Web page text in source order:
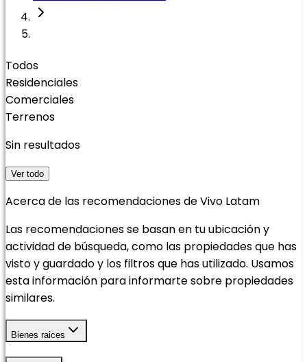
Todos
Residenciales
Comerciales
Terrenos
Sin resultados
Ver todo
Acerca de las recomendaciones de Vivo Latam
Las recomendaciones se basan en tu ubicación y
actividad de búsqueda, como las propiedades que has
visto y guardado y los filtros que has utilizado. Usamos
esta información para informarte sobre propiedades
similares.
Bienes raices